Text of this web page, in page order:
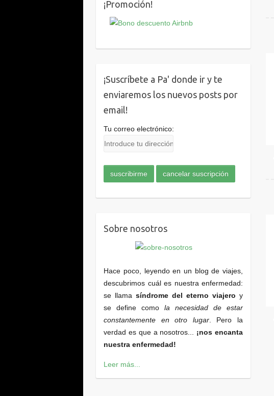
¡Promoción!
¡Suscríbete a Pa' donde ir y te
enviaremos los nuevos posts por
email!
Tu correo electrónico:
Sobre nosotros
Hace poco, leyendo en un blog de viajes,
descubrimos cuál es nuestra enfermedad:
se llamasíndrome del eterno viajero y
se define comola necesidad de estar
constantemente en otro lugar. Pero la
verdad es que a nosotros... ¡nos encanta
nuestra enfermedad!
Leer más...